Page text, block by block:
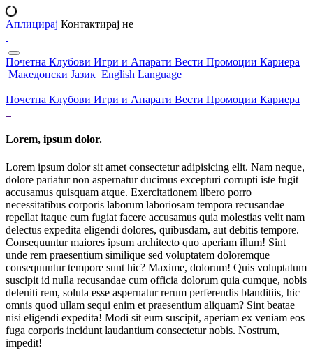
Аплицирај Контактирај не
Почетна Клубови Игри и Апарати Вести Промоции Кариера
Македонски Јазик English Language
Почетна Клубови Игри и Апарати Вести Промоции Кариера
Lorem, ipsum dolor.
Lorem ipsum dolor sit amet consectetur adipisicing elit. Nam neque,
dolore pariatur non aspernatur ducimus excepturi corrupti iste fugit
accusamus quisquam atque. Exercitationem libero porro
necessitatibus corporis laborum laboriosam tempora recusandae
repellat itaque cum fugiat facere accusamus quia molestias velit nam
delectus expedita eligendi dolores, quibusdam, aut debitis tempore.
Consequuntur maiores ipsum architecto quo aperiam illum! Sint
unde rem praesentium similique sed voluptatem doloremque
consequuntur tempore sunt hic? Maxime, dolorum! Quis voluptatum
suscipit id nulla recusandae cum officia dolorum quia cumque, nobis
deleniti rem, soluta esse aspernatur rerum perferendis blanditiis, hic
omnis quod ullam sequi enim et praesentium aliquam? Sint beatae
nisi eligendi expedita! Modi sit eum suscipit, aperiam ex veniam eos
fuga corporis incidunt laudantium consectetur nobis. Nostrum,
impedit!